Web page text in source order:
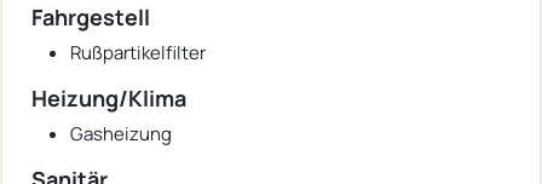
Fahrgestell
Rußpartikelfilter
Heizung/Klima
Gasheizung